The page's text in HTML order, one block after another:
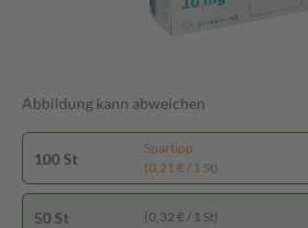
Abbildung kann abweichen
100 St
Spartipp
(0,21 € / 1 St)
50 St (0,32 € / 1 St)